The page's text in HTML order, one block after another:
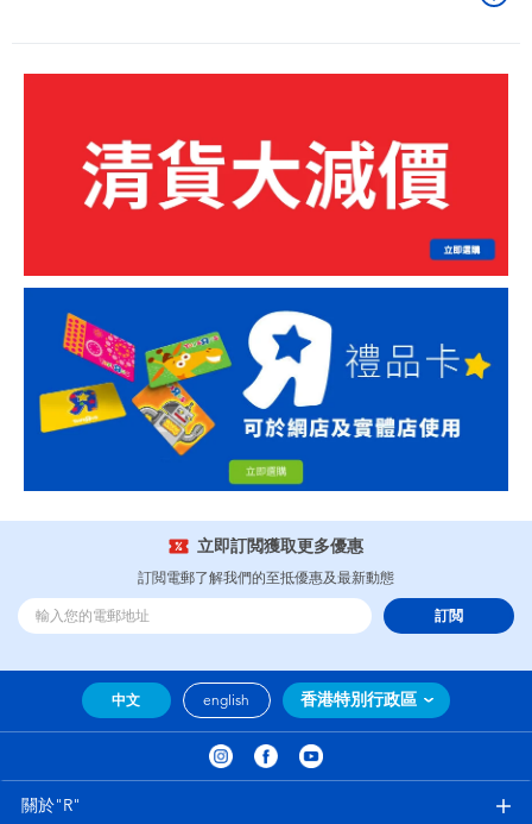
立即訂閲獲取更多優惠
訂閲電郵了解我們的至抵優惠及最新動態
訂閲
中文 english 香港特別行政區
關於"R"